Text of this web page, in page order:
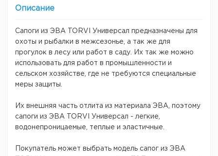
Описание
Сапоги из ЭВА TORVI Универсал предназначены для
охоты и рыбалки в межсезонье, а так же для
прогулок в лесу или работ в саду. Их так же можно
использовать для работ в промышленности и
сельском хозяйстве, где не требуются специальные
меры защиты.
Их внешняя часть отлита из материала ЭВА, поэтому
сапоги из ЭВА TORVI Универсал - легкие,
водонепроницаемые, теплые и эластичные.
Покупатель может выбрать модель сапог из ЭВА